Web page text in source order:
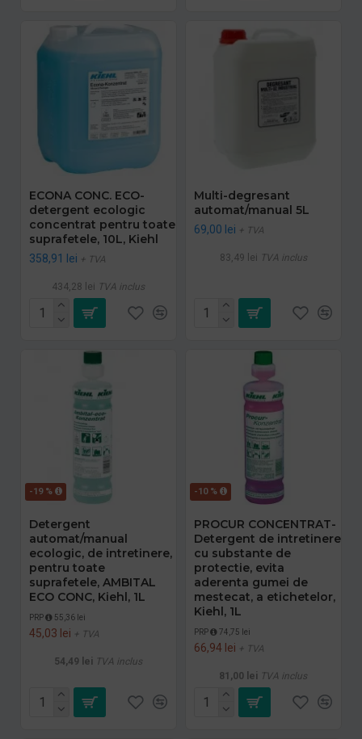
ECONA CONC. ECO-
detergent ecologic
concentrat pentru toate
suprafetele, 10L, Kiehl
358,91 lei + TVA
434,28 lei TVA inclus
Multi-degresant
automat/manual 5L
69,00 lei + TVA
83,49 lei TVA inclus
-19 %
Detergent
automat/manual
ecologic, de intretinere,
pentru toate
suprafetele, AMBITAL
ECO CONC, Kiehl, 1L
PRP 55,36 lei
45,03 lei + TVA
54,49 lei TVA inclus
-10 %
PROCUR CONCENTRAT-
Detergent de intretinere
cu substante de
protectie, evita
aderenta gumei de
mestecat, a etichetelor,
Kiehl, 1L
PRP 74,75 lei
66,94 lei + TVA
81,00 lei TVA inclus